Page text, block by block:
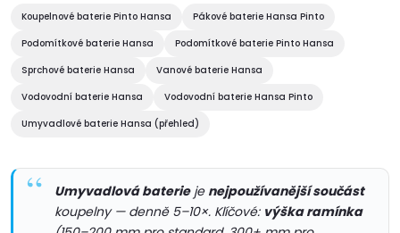
á
d
a
c
í
Koupelnové baterie Pinto Hansa
Pákové baterie Hansa Pinto
Podomítkové baterie Hansa
Podomítkové baterie Pinto Hansa
Sprchové baterie Hansa
Vanové baterie Hansa
Vodovodní baterie Hansa
Vodovodní baterie Hansa Pinto
Umyvadlové baterie Hansa (přehled)
Umyvadlová baterieje nejpoužívanější součást
koupelny — denně 5–10×. Klíčové: výška ramínka